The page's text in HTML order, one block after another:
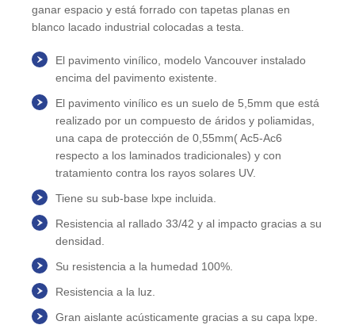
ganar espacio y está forrado con tapetas planas en
blanco lacado industrial colocadas a testa.
El pavimento vinílico, modelo Vancouver instalado
encima del pavimento existente.
El pavimento vinílico es un suelo de 5,5mm que está
realizado por un compuesto de áridos y poliamidas,
una capa de protección de 0,55mm( Ac5-Ac6
respecto a los laminados tradicionales) y con
tratamiento contra los rayos solares UV.
Tiene su sub-base lxpe incluida.
Resistencia al rallado 33/42 y al impacto gracias a su
densidad.
Su resistencia a la humedad 100%.
Resistencia a la luz.
Gran aislante acústicamente gracias a su capa lxpe.